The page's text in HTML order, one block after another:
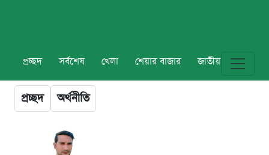
প্রচ্ছদ সর্বশেষ খেলা শেয়ার বাজার জাতীয় বিশ্ব
প্রচ্ছদ অর্থনীতি